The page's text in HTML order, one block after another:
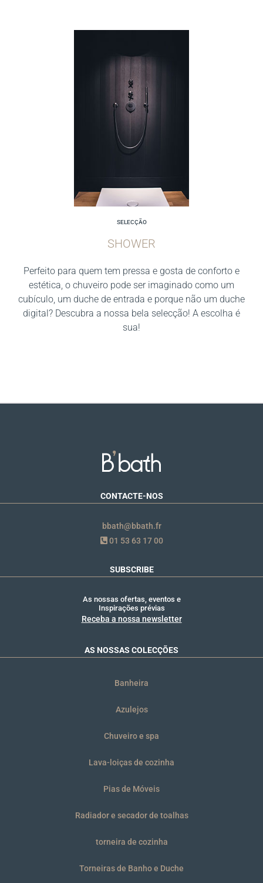
SELECÇÃO
SHOWER
Perfeito para quem tem pressa e gosta de conforto e
estética, o chuveiro pode ser imaginado como um
cubículo, um duche de entrada e porque não um duche
digital? Descubra a nossa bela selecção! A escolha é
sua!
CONTACTE-NOS
bbath@bbath.fr
01 53 63 17 00
SUBSCRIBE
As nossas ofertas, eventos e
Inspirações prévias
Receba a nossa newsletter
AS NOSSAS COLECÇÕES
Banheira
Azulejos
Chuveiro e spa
Lava-loiças de cozinha
Pias de Móveis
Radiador e secador de toalhas
torneira de cozinha
Torneiras de Banho e Duche